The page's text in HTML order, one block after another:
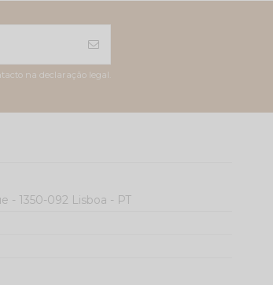
na declaração legal.
- 1350-092 Lisboa - PT